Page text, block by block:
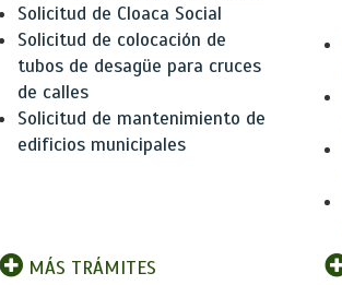
Solicitud de Cloaca Social
Solicitud de colocación de
tubos de desagüe para cruces
de calles
Solicitud de mantenimiento de
edificios municipales
MÁS TRÁMITES